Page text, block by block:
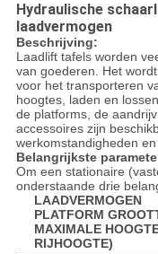
Hydraulische
laadvermogen
Beschrijving:
Laadlift tafels worden
van goederen. Het
voor het transporteren
hoogtes, laden en
de platforms, de
accessoires zijn
werkomstandigheden
Belangrijkste
Om een stationaire
onderstaande drie
LAADVERMOGEN
PLATFORM
MAXIMALE
RIJHOOGTE)